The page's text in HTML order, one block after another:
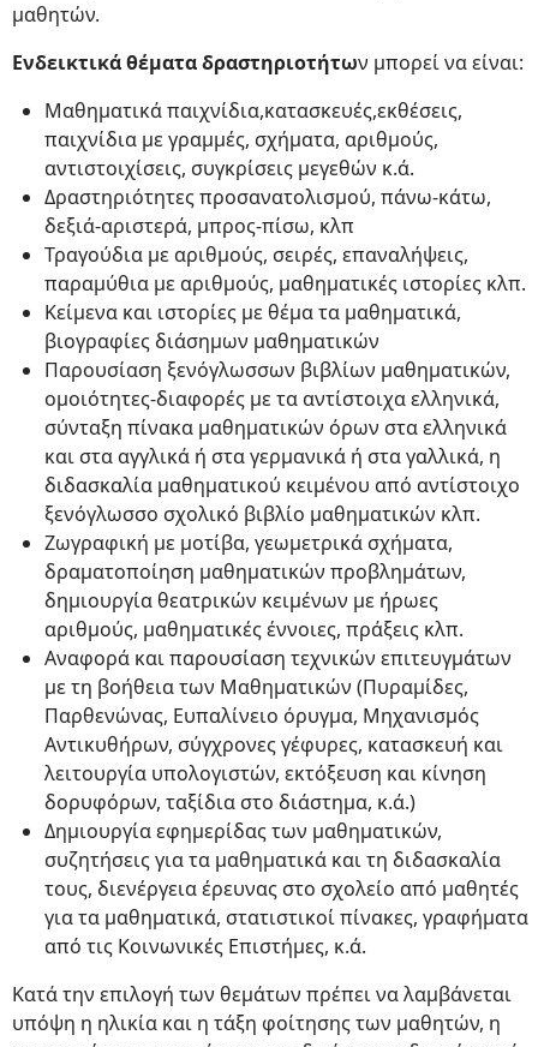
μαθητών.
Ενδεικτικά θέματα δραστηριοτήτων μπορεί να είναι:
Μαθηματικά παιχνίδια,κατασκευές,εκθέσεις,
παιχνίδια με γραμμές, σχήματα, αριθμούς,
αντιστοιχίσεις, συγκρίσεις μεγεθών κ.ά.
Δραστηριότητες προσανατολισμού, πάνω-κάτω,
δεξιά-αριστερά, μπρος-πίσω, κλπ
Τραγούδια με αριθμούς, σειρές, επαναλήψεις,
παραμύθια με αριθμούς, μαθηματικές ιστορίες κλπ.
Κείμενα και ιστορίες με θέμα τα μαθηματικά,
βιογραφίες διάσημων μαθηματικών
Παρουσίαση ξενόγλωσσων βιβλίων μαθηματικών,
ομοιότητες-διαφορές με τα αντίστοιχα ελληνικά,
σύνταξη πίνακα μαθηματικών όρων στα ελληνικά
και στα αγγλικά ή στα γερμανικά ή στα γαλλικά, η
διδασκαλία μαθηματικού κειμένου από αντίστοιχο
ξενόγλωσσο σχολικό βιβλίο μαθηματικών κλπ.
Ζωγραφική με μοτίβα, γεωμετρικά σχήματα,
δραματοποίηση μαθηματικών προβλημάτων,
δημιουργία θεατρικών κειμένων με ήρωες
αριθμούς, μαθηματικές έννοιες, πράξεις κλπ.
Αναφορά και παρουσίαση τεχνικών επιτευγμάτων
με τη βοήθεια των Μαθηματικών (Πυραμίδες,
Παρθενώνας, Ευπαλίνειο όρυγμα, Μηχανισμός
Αντικυθήρων, σύγχρονες γέφυρες, κατασκευή και
λειτουργία υπολογιστών, εκτόξευση και κίνηση
δορυφόρων, ταξίδια στο διάστημα, κ.ά.)
Δημιουργία εφημερίδας των μαθηματικών,
συζητήσεις για τα μαθηματικά και τη διδασκαλία
τους, διενέργεια έρευνας στο σχολείο από μαθητές
για τα μαθηματικά, στατιστικοί πίνακες, γραφήματα
από τις Κοινωνικές Επιστήμες, κ.ά.
Κατά την επιλογή των θεμάτων πρέπει να λαμβάνεται
υπόψη η ηλικία και η τάξη φοίτησης των μαθητών, η